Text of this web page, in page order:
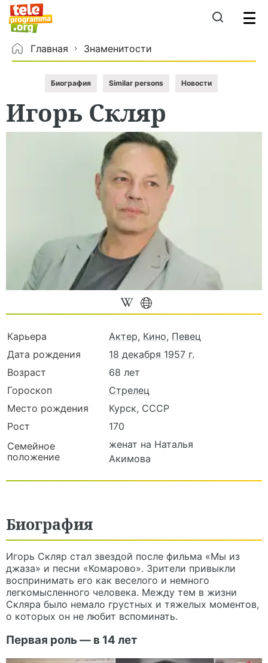
Главная Знаменитости
Биография Similar persons Новости
Игорь Скляр
Карьера Актер, Кино, Певец
Дата рождения
18 декабря 1957 г.
Возраст
68 лет
Гороскоп
Стрелец
Место рождения
Курск, СССР
Рост
170
Семейное
положение
женат на Наталья
Акимова
Биография
Игорь Скляр стал звездой после фильма «Мы из
джаза» и песни «Комарово». Зрители привыкли
воспринимать его как веселого и немного
легкомысленного человека. Между тем в жизни
Скляра было немало грустных и тяжелых моментов,
о которых он не любит вспоминать.
Первая роль — в 14 лет